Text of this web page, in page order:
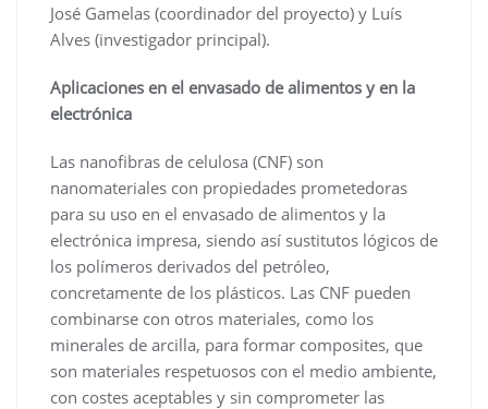
José Gamelas (coordinador del proyecto) y Luís
Alves (investigador principal).
Aplicaciones en el envasado de alimentos y en la
electrónica
Las nanofibras de celulosa (CNF) son
nanomateriales con propiedades prometedoras
para su uso en el envasado de alimentos y la
electrónica impresa, siendo así sustitutos lógicos de
los polímeros derivados del petróleo,
concretamente de los plásticos. Las CNF pueden
combinarse con otros materiales, como los
minerales de arcilla, para formar composites, que
son materiales respetuosos con el medio ambiente,
con costes aceptables y sin comprometer las